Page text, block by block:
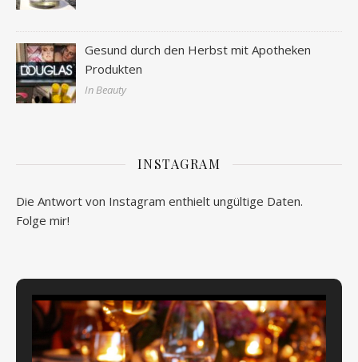
Gesund durch den Herbst mit Apotheken
Produkten
In Beauty
INSTAGRAM
Die Antwort von Instagram enthielt ungültige Daten.
Folge mir!